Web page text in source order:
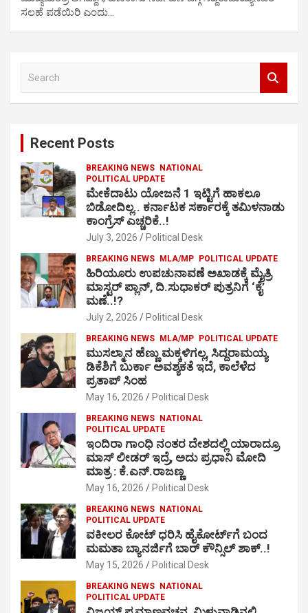
ಸಲಹೆ ಪಡೆಯಿರಿ ಎಂದು…
Recent Posts
BREAKING NEWS
NATIONAL
POLITICAL UPDATE
ಮೇಕೆದಾಟು ಯೋಜನೆ 1 ಇಟ್ಟಿಗೆ ಹಾಕಲೂ
ಬಿಡೋದಿಲ್ಲ.. ಕರ್ನಾಟಕ ಸರ್ಕಾರಕ್ಕೆ ತಮಿಳನಾಡು
ಕಾಂಗ್ರೆಸ್ ಎಚ್ಚರಿಕೆ..!
July 3, 2026 Political Desk
BREAKING NEWS MLA/MP POLITICAL UPDATE
ಹಿರಿಯೂರು ಉಪಚುನಾವಣೆ ಅಖಾಡಕ್ಕೆ ಮೈತ್ರಿ
ಮಾಸ್ಟರ್ ಪ್ಲಾನ್, ದಿ.ಸುಧಾಕರ್ ಪುತ್ರನಿಗೆ ‘ಕೈ’
ಮಣೆ..!?
July 2, 2026 Political Desk
BREAKING NEWS MLA/MP POLITICAL UPDATE
ಮುಸಲ್ಮಾನ ಹೆಣ್ಣು ಮಕ್ಕಳಿಗಲ್ಲ, ಸಿದ್ದರಾಮಯ್ಯ
ಡಿಕೆಶಿಗೆ ಬುರ್ಕಾ ಅವಶ್ಯಕತೆ ಇದೆ, ಕಾಲೆಳೆದ
ಪ್ರತಾಪ್ ಸಿಂಹ
May 16, 2026 Political Desk
BREAKING NEWS
NATIONAL
POLITICAL UPDATE
ಇಂದಿರಾ ಗಾಂಧಿ ನಂತರ ದೇಶದಲ್ಲಿ ಯಾರಾದ್ರೂ
ಮಾಸ್ ಲೀಡರ್ ಇದ್ರೆ, ಅದು ಪ್ರಧಾನಿ ಮೋದಿ
ಮಾತ್ರ : ಕೆ.ಎನ್.ರಾಜಣ್ಣ
May 16, 2026 Political Desk
BREAKING NEWS
NATIONAL
POLITICAL UPDATE
ವಕೀಲರ ಕೋಟ್ ಧರಿಸಿ ಹೈಕೋರ್ಟ್​ಗೆ ಬಂದ
ಮಮತಾ ಬ್ಯಾನರ್ಜಿಗೆ ಬಾರ್ ಕೌನ್ಸಿಲ್ ಶಾಕ್..!
May 15, 2026 Political Desk
BREAKING NEWS
NATIONAL
POLITICAL UPDATE